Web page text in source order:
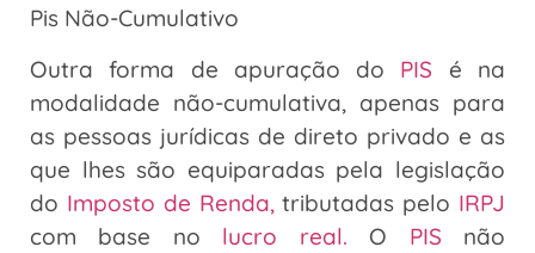
Pis Não-Cumulativo
Outra forma de apuração do PIS é na
modalidade não-cumulativa, apenas para
as pessoas jurídicas de direto privado e as
que lhes são equiparadas pela legislação
do Imposto de Renda, tributadas pelo IRPJ
com base no lucro real. O PIS não